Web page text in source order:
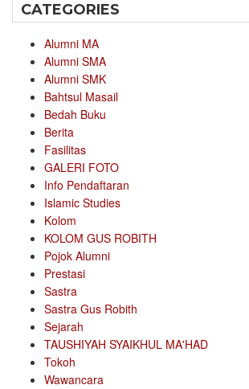
CATEGORIES
Alumni MA
Alumni SMA
Alumni SMK
Bahtsul Masail
Bedah Buku
Berita
Fasilitas
GALERI FOTO
Info Pendaftaran
Islamic Studies
Kolom
KOLOM GUS ROBITH
Pojok Alumni
Prestasi
Sastra
Sastra Gus Robith
Sejarah
TAUSHIYAH SYAIKHUL MA'HAD
Tokoh
Wawancara